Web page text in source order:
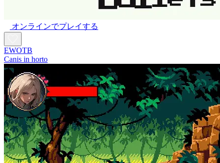
オンラインでプレイする
EWOTB
Canis in horto